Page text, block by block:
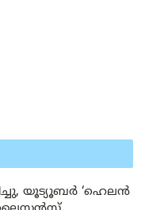
യൂട്യൂബർ ‘ഹെലൻ